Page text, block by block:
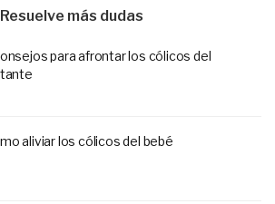
Resuelve más dudas
para afrontar los cólicos del
aliviar los cólicos del bebé